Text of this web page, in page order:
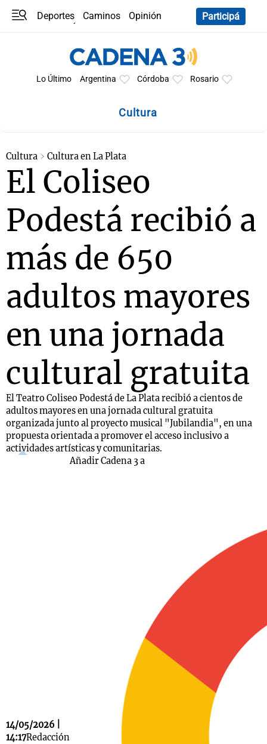
Deportes Caminos
Opinión
Participá
Lo Último Argentina Córdoba Rosario
Cultura
Cultura Cultura en La Plata
El Coliseo
Podestá recibió a
más de 650
adultos mayores
en una jornada
cultural gratuita
El Teatro Coliseo Podestá de La Plata recibió a cientos de
adultos mayores en una jornada cultural gratuita
organizada junto al proyecto musical "Jubilandia", en una
propuesta orientada a promover el acceso inclusivo a
actividades artísticas y comunitarias.
14/05/2026 |
14:17Redacción
Añadir Cadena 3 a
Notas